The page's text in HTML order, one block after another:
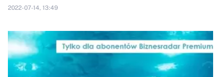
2022-07-14, 13:49